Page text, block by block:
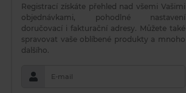
Registrací získáte přehled nad všemi Vašimi
objednávkami, pohodlné nastavení
doručovací i fakturační adresy. Můžete také
spravovat vaše oblíbené produkty a mnoho
dalšího.
E-mail